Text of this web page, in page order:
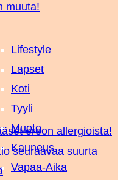
muuta!
Lifestyle
Lapset
Koti
Tyyli
Muoto
Kauneus
Vapaa-Aika
eroon allergioista!
seuraavaa suurta